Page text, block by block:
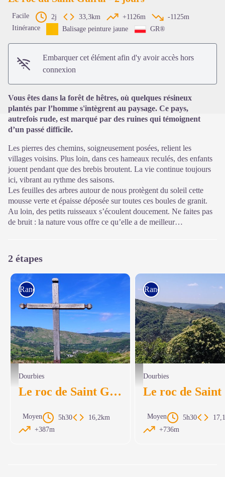
Voir l'image en plein écran
Facile 2j 33,3km +1126m
-1125m
Itinérance
Balisage peinture jaune GR®
Embarquer cet élément afin d'y avoir accès hors
connexion
Vous êtes dans la forêt de hêtres, où quelques résineux
plantés par l’homme s'intègrent au paysage. Ce pays,
autrefois rude, est marqué par des ruines qui témoignent
d’un passé difficile.
Les pierres des chemins, soigneusement posées, relient les
villages voisins. Plus loin, dans ces hameaux reculés, des enfants
jouent pendant que des brebis broutent. La vie continue toujours
ici, vibrant au rythme des saisons.
Les feuilles des arbres autour de nous protègent du soleil cette
mousse verte et épaisse déposée sur toutes ces boules de granit.
Au loin, des petits ruisseaux s’écoulent doucement. Ne faites pas
de bruit : la nature vous offre ce qu’elle a de meilleur…
2 étapes
La croix près de la Rouvière - Béatrice Galzin
Rando à pied
Dourbies
Le roc de Saint Guiral (étape 1)
Moyen 5h30
16,2km
+387m
Au dessus de Ressançon - Béatrice
Rando à pied
Dourbies
Moyen 5h30
+736m